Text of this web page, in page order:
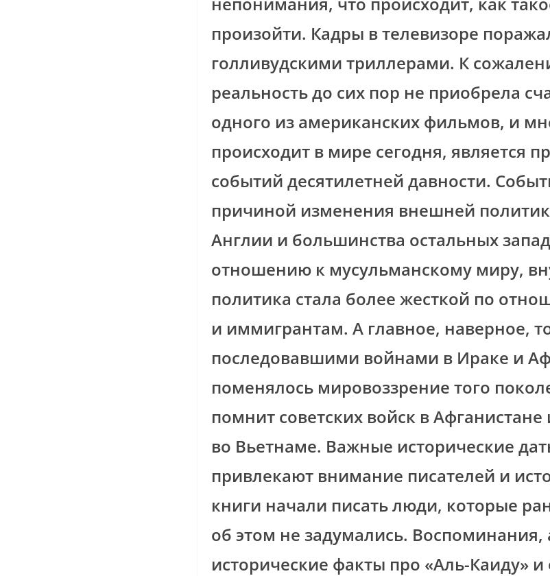
произойти. Кадры в телевизоре
голливудскими триллерами. К
реальность до сих пор не приобрела
одного из американских фильмов, и
происходит в мире сегодня, является
событий десятилетней давности.
причиной изменения внешней
Англии и большинства остальных
отношению к мусульманскому миру,
политика стала более жесткой по
и иммигрантам. А главное, наверное,
последовавшими войнами в Ираке и
поменялось мировоззрение того
помнит советских войск в
во Вьетнаме. Важные исторические
привлекают внимание писателей и
книги начали писать люди, которые
об этом не задумались. Воспоминания,
исторические факты про «Аль-Каиду»